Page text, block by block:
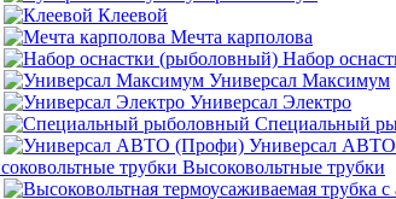
Клеевой
Мечта карполова
Набор
Универсал Максимум
Универсал Электро
Специальный
Универсал
Высоковольтные трубки